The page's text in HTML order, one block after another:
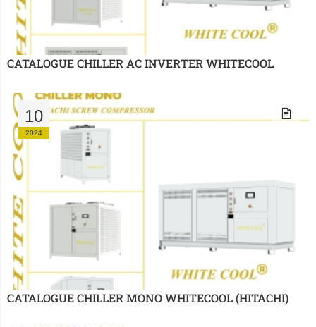
CATALOGUE CHILLER AC INVERTER WHITECOOL
10
2024
CATALOGUE CHILLER MONO WHITECOOL (HITACHI)